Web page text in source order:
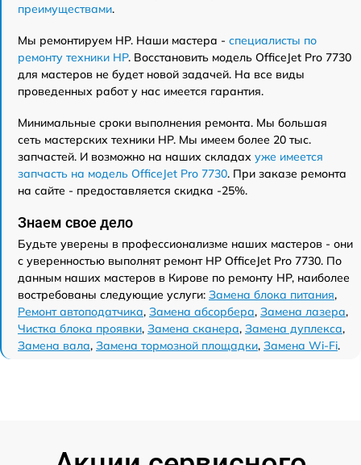
преимуществами.
Мы ремонтируем HP. Наши мастера - специалисты по
ремонту техники HP. Восстановить модель OfficeJet Pro 7730
для мастеров не будет новой задачей. На все виды
проведенных работ у нас имеется гарантия.
Минимальные сроки выполнения ремонта. Мы большая
сеть мастерских техники HP. Мы имеем более 20 тыс.
запчастей. И возможно на наших складах уже имеется
запчасть на модель OfficeJet Pro 7730. При заказе ремонта
на сайте - предоставляется скидка -25%.
Знаем свое дело
Будьте уверены в профессионализме наших мастеров - они
с уверенностью выполнят ремонт HP OfficeJet Pro 7730. По
данным наших мастеров в Кирове по ремонту HP, наиболее
востребованы следующие услуги: Замена блока питания,
Ремонт автоподатчика, Замена абсорбера, Замена лазера,
Чистка блока проявки, Замена сканера, Замена дуплекса,
Замена вала, Замена тормозной площадки, Замена Wi-Fi.